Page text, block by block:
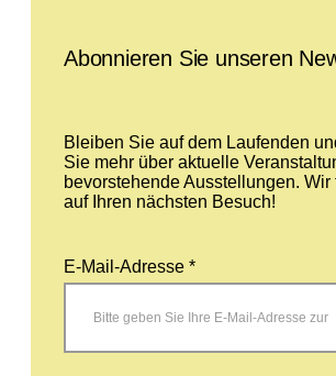
Abonnieren Sie unseren
Bleiben Sie auf dem Laufenden
Sie mehr über aktuelle
bevorstehende Ausstellungen. Wir
auf Ihren nächsten Besuch!
E-Mail-Adresse *